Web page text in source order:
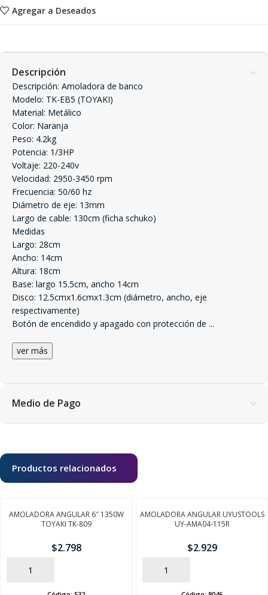
Agregar a Deseados
Descripción
Descripción: Amoladora de banco
Modelo: TK-EB5 (TOYAKI)
Material: Metálico
Color: Naranja
Peso: 4.2kg
Potencia: 1/3HP
Voltaje: 220-240v
Velocidad: 2950-3450 rpm
Frecuencia: 50/60 hz
Diámetro de eje: 13mm
Largo de cable: 130cm (ficha schuko)
Medidas
Largo: 28cm
Ancho: 14cm
Altura: 18cm
Base: largo 15.5cm, ancho 14cm
Disco: 12.5cmx1.6cmx1.3cm (diámetro, ancho, eje
respectivamente)
Botón de encendido y apagado con protección de ...
ver más
Medio de Pago
Productos relacionados
AMOLADORA ANGULAR 6″ 1350W
TOYAKI TK-809
$2.798
AÑADIR
AMOLADORA ANGULAR UYUSTOOLS
UY-AMA04-115R
$2.929
AÑADIR